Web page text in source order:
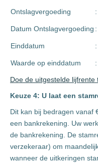
Ontslagvergoeding
Datum Ontslagvergoeding
Einddatum
Waarde op einddatum
Doe de uitgestelde lijfrente
Keuze 4: U laat een
Dit kan bij bedragen vanaf
een bankrekening. Uw
de bankrekening. De
verzekeraar) om
wanneer de uitkeringen